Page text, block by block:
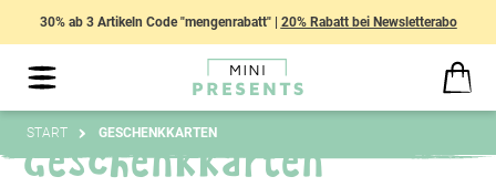
30% ab 3 Artikeln Code "mengenrabatt" | 20% Rabatt bei Newsletterabo
START GESCHENKKARTEN
Geschenkkarten